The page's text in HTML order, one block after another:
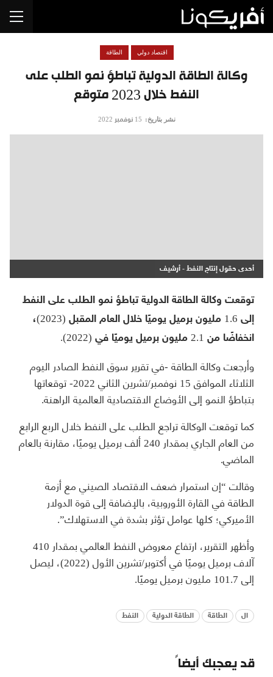
وكالة الطاقة الدولية تباطؤ نمو الطلب على
النفط خلال 2023 متوقع
اقتصاد دولي الطاقة
نشر بتاريخ: 15 نوفمبر 2022
أحدى حقول إنتاج النفط - أرشيف
توقعت وكالة الطاقة الدولية تباطؤ نمو الطلب على النفط
إلى 1.6 مليون برميل يوميًا خلال العام المقبل (2023)،
انخفاضًا من 2.1 مليون برميل يوميًا في (2022).
وأرجعت وكالة الطاقة -في تقرير سوق النفط الصادر اليوم
الثلاثاء الموافق 15 نوفمبر/تشرين الثاني 2022- توقعاتها
بتباطؤ النمو إلى الأوضاع الاقتصادية العالمية الراهنة.
كما توقعت الوكالة تراجع الطلب على النفط خلال الربع الرابع
من العام الجاري بمقدار 240 ألف برميل يوميًا، مقارنة بالعام
الماضي.
وقالت “إن استمرار ضعف الاقتصاد الصيني مع أزمة
الطاقة في القارة الأوروبية، بالإضافة إلى قوة الدولار
الأميركي؛ كلها عوامل تؤثر بشدة في الاستهلاك”.
وأظهر التقرير، ارتفاع معروض النفط العالمي بمقدار 410
آلاف برميل يوميًا في أكتوبر/تشرين الأول (2022)، ليصل
إلى 101.7 مليون برميل يوميًا.
ال الطاقة الطاقة الدولية النفط
قد يعجبك أيضاً